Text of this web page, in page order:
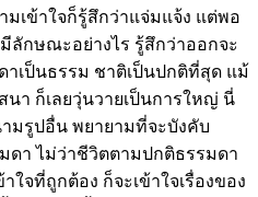
มเข้าใจก็รู้สึกว่าแจ่มแจ้ง แต่พอ
มีลักษณะอย่างไร รู้สึกว่าออกจะ
าเป็นธรรม ชาติเป็นปกติที่สุด แม้
า ก็เลยวุ่นวายเป็นการใหญ่ นี่
มรูปอื่น พยายามที่จะบังคับ
ดา ไม่ว่าชีวิตตามปกติธรรมดา
ใจที่ถูกต้อง ก็จะเข้าใจเรื่องของ